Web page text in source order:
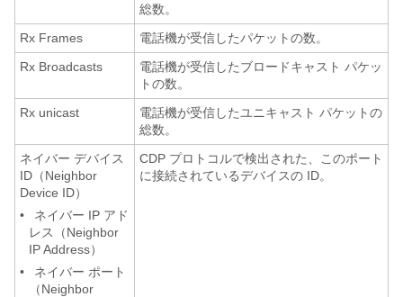
総数。
Rx Frames
電話機が受信したパケットの数。
Rx Broadcasts
電話機が受信したブロードキャスト パケッ
トの数。
Rx unicast
電話機が受信したユニキャスト パケットの
総数。
ネイバー デバイス
ID（Neighbor
Device ID）
•
ネイバー IP アド
レス（Neighbor
IP Address）
•
ネイバー ポート
（Neighbor
CDP プロトコルで検出された、このポート
に接続されているデバイスの ID。